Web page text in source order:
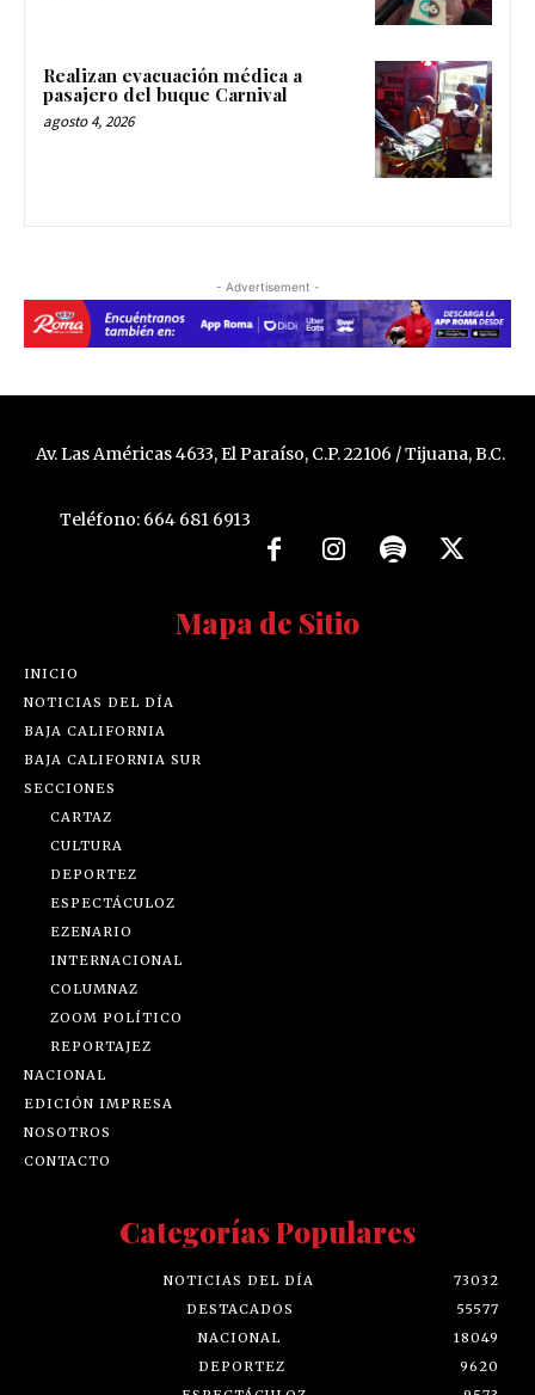
Realizan evacuación médica a
pasajero del buque Carnival
agosto 4, 2026
- Advertisement -
Av. Las Américas 4633, El Paraíso, C.P. 22106 / Tijuana, B.C.
Teléfono: 664 681 6913
Mapa de Sitio
INICIO
NOTICIAS DEL DÍA
BAJA CALIFORNIA
BAJA CALIFORNIA SUR
SECCIONES
CARTAZ
CULTURA
DEPORTEZ
ESPECTÁCULOZ
EZENARIO
INTERNACIONAL
COLUMNAZ
ZOOM POLÍTICO
REPORTAJEZ
NACIONAL
EDICIÓN IMPRESA
NOSOTROS
CONTACTO
Categorías Populares
NOTICIAS DEL DÍA
73032
DESTACADOS
55577
NACIONAL
18049
DEPORTEZ
9620